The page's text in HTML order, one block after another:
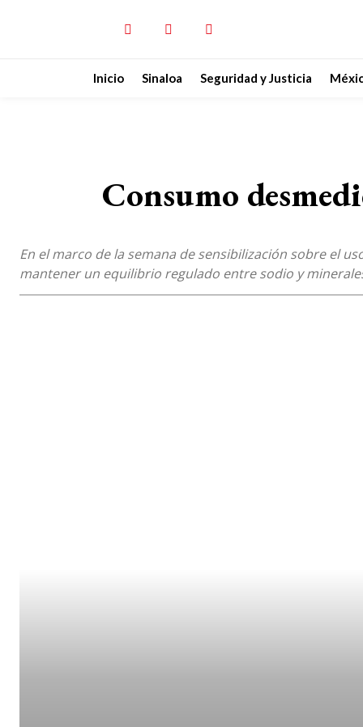
Inicio Sinaloa Seguridad y Justicia
Consumo
En el marco de la semana de sensibilización sobre el
mantener un equilibrio regulado entre sodio y